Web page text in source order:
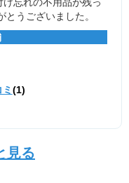
うございました。
(1)
見る